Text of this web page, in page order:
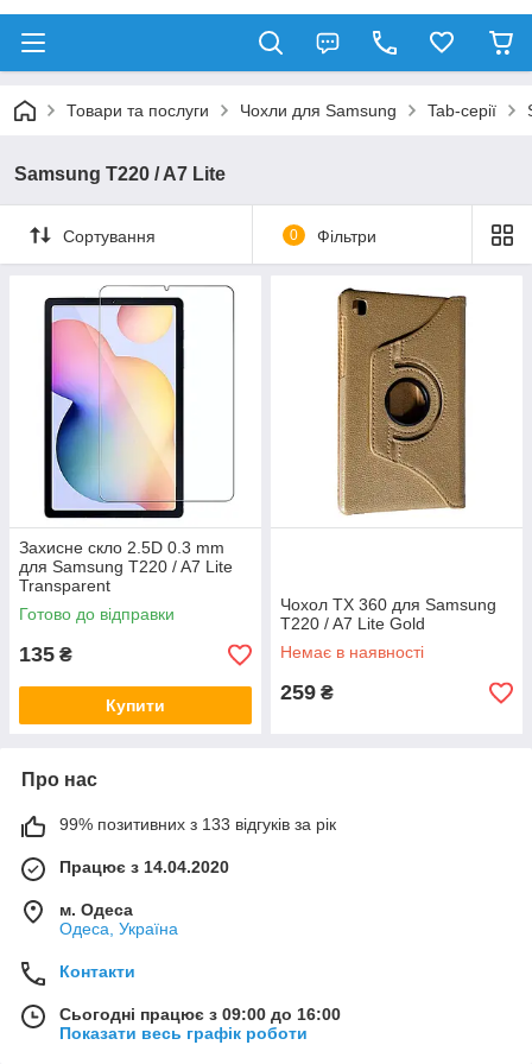
Товари та послуги Чохли для Samsung Tab-серії
Samsung T220 / A7 Lite
Сортування 0 Фільтри
Захисне скло 2.5D 0.3 mm
для Samsung T220 / A7 Lite
Transparent
Готово до відправки
135 ₴
Купити
Чохол TX 360 для Samsung
T220 / A7 Lite Gold
Немає в наявності
259 ₴
Про нас
99% позитивних з 133 відгуків за рік
Працює з 14.04.2020
м. Одеса
Одеса, Україна
Контакти
Сьогодні працює з 09:00 до 16:00
Показати весь графік роботи